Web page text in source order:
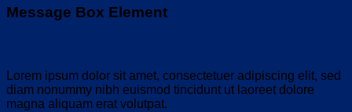
Message Box Element
Lorem ipsum dolor sit amet, consectetuer adipiscing elit, sed
diam nonummy nibh euismod tincidunt ut laoreet dolore
magna aliquam erat volutpat.